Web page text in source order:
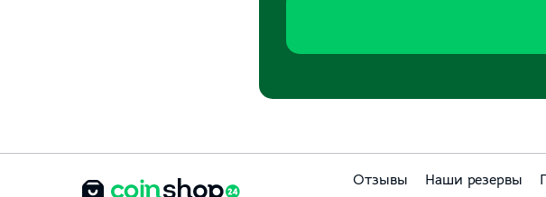
Отзывы Наши резервы